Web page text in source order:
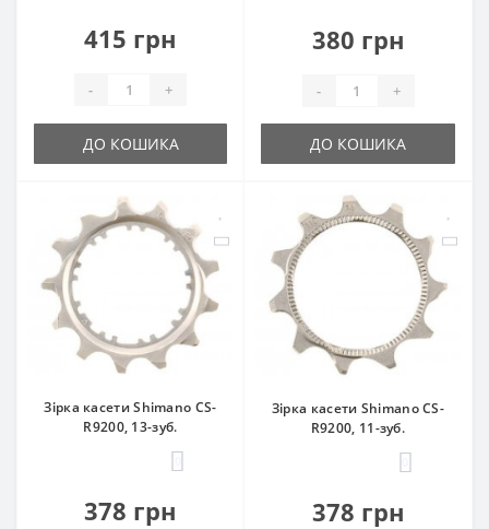
415 грн
- +
ДО КОШИКА
380 грн
- +
ДО КОШИКА
Зірка касети Shimano CS-
R9200, 13-зуб.
378 грн
Зірка касети Shimano CS-
R9200, 11-зуб.
378 грн